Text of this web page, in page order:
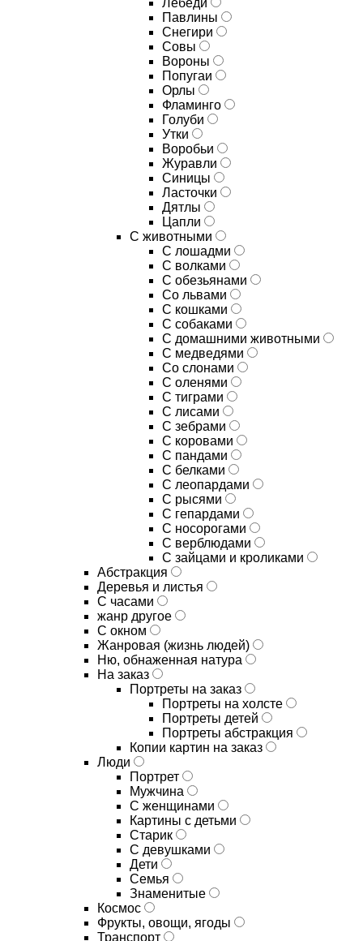
Лебеди
Павлины
Снегири
Совы
Вороны
Попугаи
Орлы
Фламинго
Голуби
Утки
Воробьи
Журавли
Синицы
Ласточки
Дятлы
Цапли
С животными
С лошадми
С волками
С обезьянами
Со львами
С кошками
С собаками
С домашними животными
С медведями
Со слонами
С оленями
С тиграми
С лисами
С зебрами
С коровами
С пандами
С белками
С леопардами
С рысями
С гепардами
С носорогами
С верблюдами
С зайцами и кроликами
Абстракция
Деревья и листья
С часами
жанр другое
С окном
Жанровая (жизнь людей)
Ню, обнаженная натура
На заказ
Портреты на заказ
Портреты на холсте
Портреты детей
Портреты абстракция
Копии картин на заказ
Люди
Портрет
Мужчина
С женщинами
Картины с детьми
Старик
С девушками
Дети
Семья
Знаменитые
Космос
Фрукты, овощи, ягоды
Транспорт